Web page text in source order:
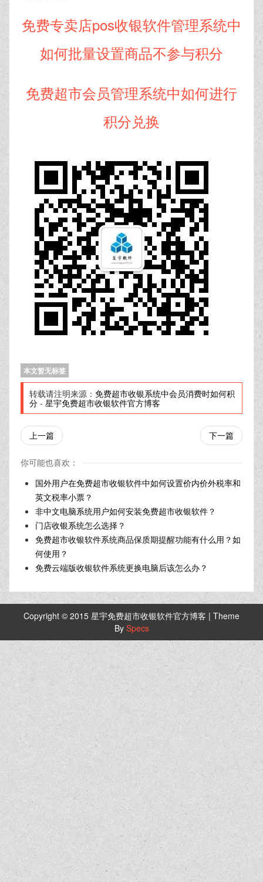
免费专卖店pos收银软件管理系统中
如何批量设置商品不参与积分
免费超市会员管理系统中如何进行
积分兑换
本文暂无标签
转载请注明来源： 免费超市收银系统中会员消费时如何积
分 - 星宇免费超市收银软件官方博客
上一篇 下一篇
你可能也喜欢：
国外用户在免费超市收银软件中如何设置价内价外税率和
英文税率小票？
非中文电脑系统用户如何安装免费超市收银软件？
门店收银系统怎么选择？
免费超市收银软件系统商品保质期提醒功能有什么用？如
何使用？
免费云端版收银软件系统更换电脑后该怎么办？
Copyright © 2015 星宇免费超市收银软件官方博客 | Theme
By Specs